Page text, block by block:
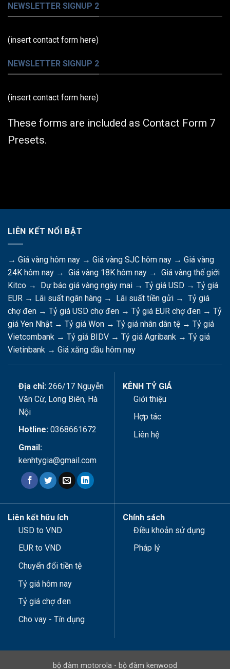
NEWSLETTER SIGNUP 2
(insert contact form here)
NEWSLETTER SIGNUP 2
(insert contact form here)
These forms are included as Contact Form 7
Presets.
LIÊN KẾT NỔI BẬT
→ Giá vàng hôm nay → Giá vàng SJC hôm nay → Giá vàng
24K hôm nay → Giá vàng 18K hôm nay → Giá vàng thế giới
Kitco → Dự báo giá vàng ngày mai → Tỷ giá USD → Tỷ giá
EUR → Lãi suất ngân hàng → Lãi suất tiền gửi → Tỷ giá
chợ đen → Tỷ giá USD chợ đen → Tỷ giá EUR chợ đen → Tỷ
giá Yen Nhật → Tỷ giá Won → Tỷ giá nhân dân tệ → Tỷ giá
Vietcombank → Tỷ giá BIDV → Tỷ giá Agribank → Tỷ giá
Vietinbank → Giá xăng dầu hôm nay
Địa chỉ:266/17 Nguyễn
Văn Cừ, Long Biên, Hà
Nội
Hotline:0368661672
Gmail:
kenhtygia@gmail.com
KÊNH TỶ GIÁ
Giới thiệu
Hợp tác
Liên hệ
Liên kết hữu ích
USD to VND
EUR to VND
Chuyển đổi tiền tệ
Tỷ giá hôm nay
Tỷ giá chợ đen
Cho vay - Tín dụng
Chính sách
Điều khoản sử dụng
Pháp lý
bộ đàm motorola - bộ đàm kenwood